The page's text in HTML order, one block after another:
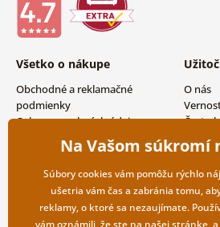
Všetko o nákupe
Obchodné a reklamačné
podmienky
Ochrana osobných údajov
Možnosti dopravy a platby
Vrátenie tovaru
O nás
Často
Magazín
Na Vašom súkromí
Súbory cookies vám pomôžu rýchlo
ušetria vám čas a zabránia tomu,
reklamy, o ktoré sa nezaujímate.
vám oznámili, že ste na našej stránke,